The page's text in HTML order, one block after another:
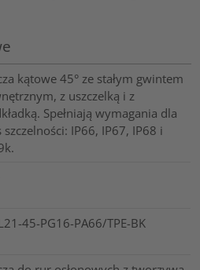
kątowe 45° ze stałym gwintem
z uszczelką i z
Spełniają wymagania dla
szczelności: IP66, IP67, IP68 i
45-PG16-PA66/TPE-BK